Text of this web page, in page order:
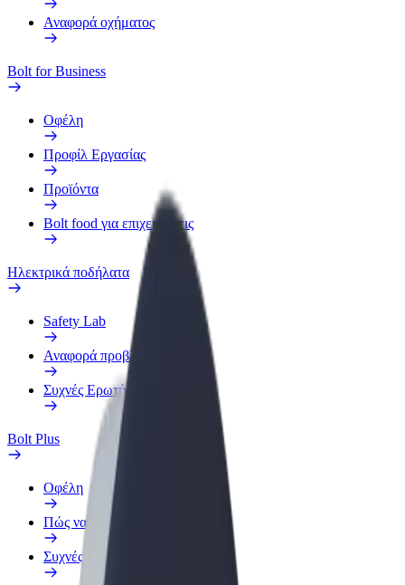
Αναφορά οχήματος
Bolt for Business
Οφέλη
Προφίλ Εργασίας
Προϊόντα
Bolt food για επιχειρήσεις
Ηλεκτρικά ποδήλατα
Safety Lab
Αναφορά προβλήματος
Συχνές Ερωτήσεις
Bolt Plus
Οφέλη
Πώς να συμμετάσχετε
Συχνές Ερωτήσεις